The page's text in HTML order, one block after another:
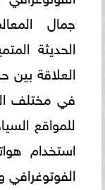
جمال
الحديثة
العلاقة
في مختلف
للمواقع
الفوتوغرافي